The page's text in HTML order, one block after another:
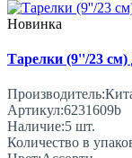
Новинка
Тарелки (9''/23
Производитель:
Артикул:6231609b
Наличие:5 шт.
Количество в